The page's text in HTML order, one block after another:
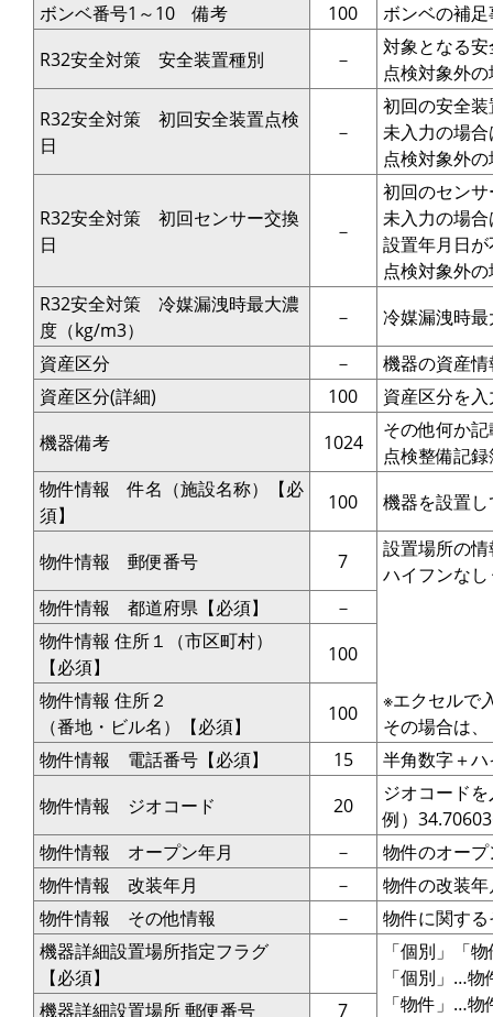
ボンベ番号1～10 備考
100
ボンベの補
R32安全対策 安全装置種別
－
対象となる
点検対象外
R32安全対策 初回安全装置点検
日
－
初回の安全
未入力の場
点検対象外
R32安全対策 初回センサー交換
日
－
初回のセン
未入力の場
設置年月日
点検対象外
R32安全対策 冷媒漏洩時最大濃
度（kg/m3）
－
冷媒漏洩時
資産区分
－
機器の資産
資産区分(詳細)
100
資産区分を
機器備考
1024
その他何か
点検整備記
物件情報 件名（施設名称）【必
須】
100 機器を設置
物件情報 郵便番号 7
設置場所の
ハイフンな
物件情報 都道府県【必須】
－
物件情報 住所１（市区町村）
【必須】
100
物件情報 住所２
（番地・ビル名）【必須】
100
※エクセルで
その場合は
物件情報 電話番号【必須】
15
半角数字＋
物件情報 ジオコード
20
ジオコード
例）
物件情報 オープン年月
－
物件のオー
物件情報 改装年月
－
物件の改装
物件情報 その他情報
－
物件に関す
機器詳細設置場所指定フラグ
【必須】
「個別」「
「個別」…
「物件」…
機器詳細設置場所 郵便番号 7